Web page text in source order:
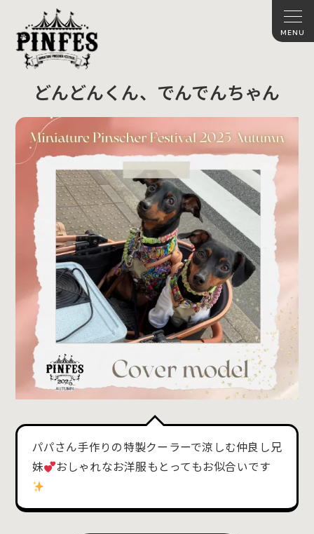
どんどんくん、でんでんちゃん
パパさん手作りの特製クーラーで涼しむ仲良し兄
妹
おしゃれなお洋服もとってもお似合いです